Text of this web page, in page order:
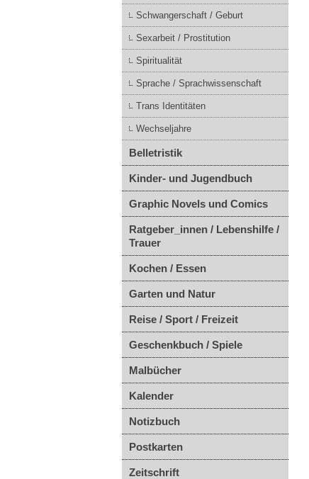
Schwangerschaft / Geburt
Sexarbeit / Prostitution
Spiritualität
Sprache / Sprachwissenschaft
Trans Identitäten
Wechseljahre
Belletristik
Kinder- und Jugendbuch
Graphic Novels und Comics
Ratgeber_innen / Lebenshilfe /
Trauer
Kochen / Essen
Garten und Natur
Reise / Sport / Freizeit
Geschenkbuch / Spiele
Malbücher
Kalender
Notizbuch
Postkarten
Zeitschrift